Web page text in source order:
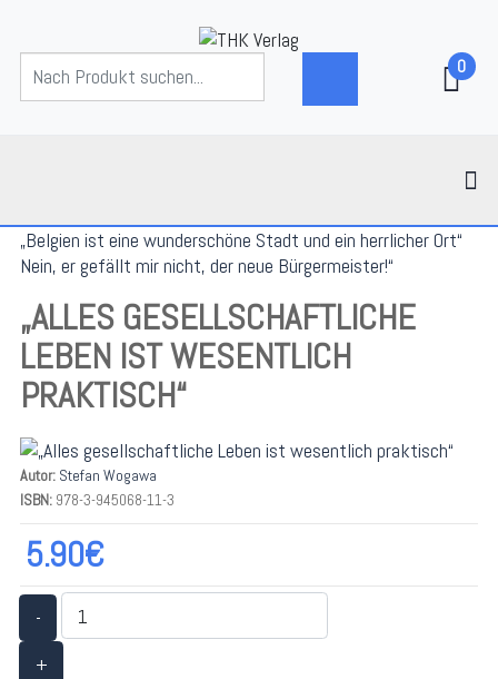
0
„Belgien ist eine wunderschöne Stadt und ein herrlicher Ort“
Nein, er gefällt mir nicht, der neue Bürgermeister!“
„ALLES GESELLSCHAFTLICHE
LEBEN IST WESENTLICH
PRAKTISCH“
Autor: Stefan Wogawa
ISBN: 978-3-945068-11-3
5.90€
-
+